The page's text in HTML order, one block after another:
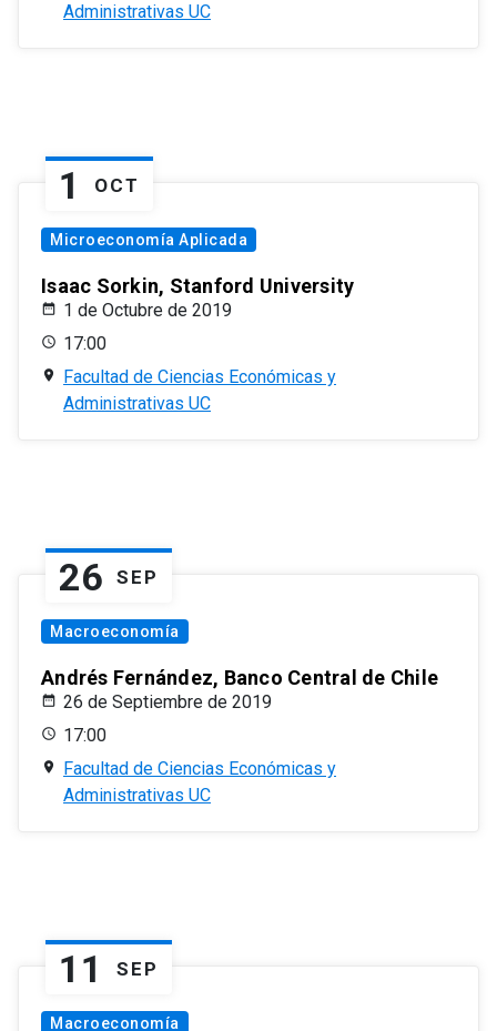
Administrativas UC
1 OCT
Microeconomía Aplicada
Isaac Sorkin, Stanford University
1 de Octubre de 2019
17:00
Facultad de Ciencias Económicas y
Administrativas UC
26 SEP
Macroeconomía
Andrés Fernández, Banco Central de Chile
26 de Septiembre de 2019
17:00
Facultad de Ciencias Económicas y
Administrativas UC
11 SEP
Macroeconomía